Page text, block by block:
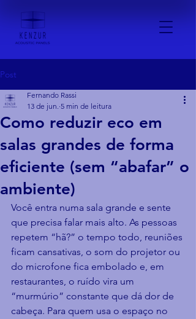
Post
Como reduzir eco em
salas grandes de forma
eficiente (sem “abafar” o
ambiente)
Fernando Rassi
13 de jun. 5 min de leitura
Você entra numa sala grande e sente
que precisa falar mais alto. As pessoas
repetem “hã?” o tempo todo, reuniões
ficam cansativas, o som do projetor ou
do microfone fica embolado e, em
restaurantes, o ruído vira um
“murmúrio” constante que dá dor de
cabeça. Para quem usa o espaço no